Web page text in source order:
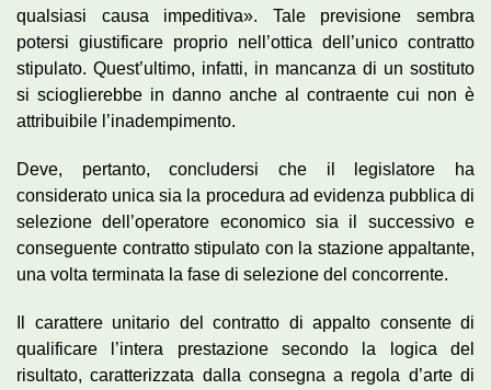
qualsiasi causa impeditiva». Tale previsione sembra
potersi giustificare proprio nell’ottica dell’unico contratto
stipulato. Quest’ultimo, infatti, in mancanza di un sostituto
si scioglierebbe in danno anche al contraente cui non è
attribuibile l’inadempimento.
Deve, pertanto, concludersi che il legislatore ha
considerato unica sia la procedura ad evidenza pubblica di
selezione dell’operatore economico sia il successivo e
conseguente contratto stipulato con la stazione appaltante,
una volta terminata la fase di selezione del concorrente.
Il carattere unitario del contratto di appalto consente di
qualificare l’intera prestazione secondo la logica del
risultato, caratterizzata dalla consegna a regola d’arte di